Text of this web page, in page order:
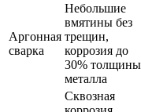
Аргонная
сварка
Небольшие
вмятины без
трещин,
коррозия до
30% толщины
металла
Сквозная